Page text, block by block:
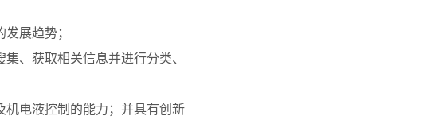
展趋势；
、获取相关信息并进行分类、
机电液控制的能力；并具有创新